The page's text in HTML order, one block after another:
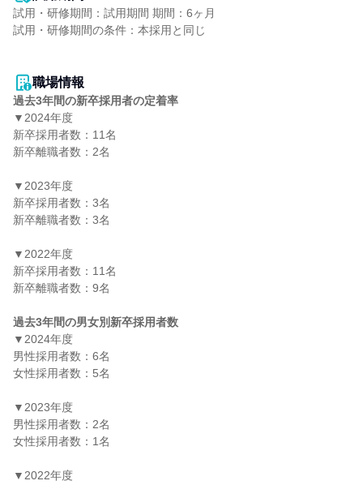
試用・研修期間：試用期間 期間：6ヶ月
試用・研修期間の条件：本採用と同じ
職場情報
過去3年間の新卒採用者の定着率
▼2024年度
新卒採用者数：11名
新卒離職者数：2名
▼2023年度
新卒採用者数：3名
新卒離職者数：3名
▼2022年度
新卒採用者数：11名
新卒離職者数：9名
過去3年間の男女別新卒採用者数
▼2024年度
男性採用者数：6名
女性採用者数：5名
▼2023年度
男性採用者数：2名
女性採用者数：1名
▼2022年度